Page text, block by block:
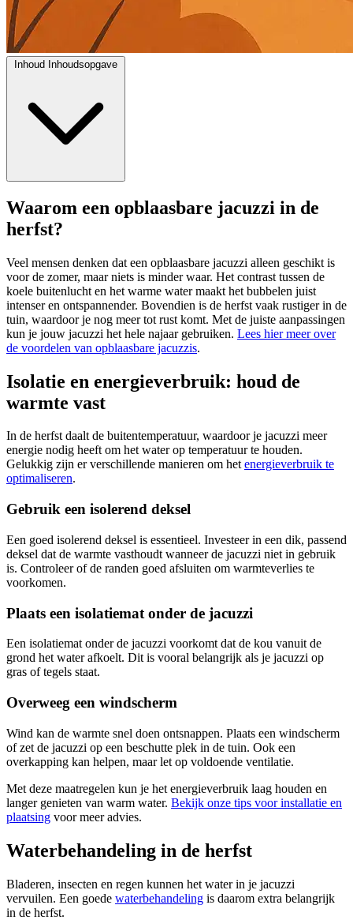
Inhoud Inhoudsopgave
Waarom een opblaasbare jacuzzi in de
herfst?
Veel mensen denken dat een opblaasbare jacuzzi alleen geschikt is
voor de zomer, maar niets is minder waar. Het contrast tussen de
koele buitenlucht en het warme water maakt het bubbelen juist
intenser en ontspannender. Bovendien is de herfst vaak rustiger in de
tuin, waardoor je nog meer tot rust komt. Met de juiste aanpassingen
kun je jouw jacuzzi het hele najaar gebruiken. Lees hier meer over
de voordelen van opblaasbare jacuzzis.
Isolatie en energieverbruik: houd de
warmte vast
In de herfst daalt de buitentemperatuur, waardoor je jacuzzi meer
energie nodig heeft om het water op temperatuur te houden.
Gelukkig zijn er verschillende manieren om hetenergieverbruik te
optimaliseren.
Gebruik een isolerend deksel
Een goed isolerend deksel is essentieel. Investeer in een dik, passend
deksel dat de warmte vasthoudt wanneer de jacuzzi niet in gebruik
is. Controleer of de randen goed afsluiten om warmteverlies te
voorkomen.
Plaats een isolatiemat onder de jacuzzi
Een isolatiemat onder de jacuzzi voorkomt dat de kou vanuit de
grond het water afkoelt. Dit is vooral belangrijk als je jacuzzi op
gras of tegels staat.
Overweeg een windscherm
Wind kan de warmte snel doen ontsnappen. Plaats een windscherm
of zet de jacuzzi op een beschutte plek in de tuin. Ook een
overkapping kan helpen, maar let op voldoende ventilatie.
Met deze maatregelen kun je het energieverbruik laag houden en
langer genieten van warm water. Bekijk onze tips voor installatie en
plaatsing voor meer advies.
Waterbehandeling in de herfst
Bladeren, insecten en regen kunnen het water in je jacuzzi
vervuilen. Een goede waterbehandeling is daarom extra belangrijk
in de herfst.